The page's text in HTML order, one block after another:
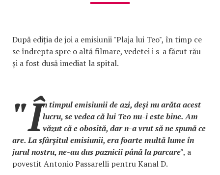
După ediția de joi a emisiunii "Plaja lui Teo", în timp ce
se îndrepta spre o altă filmare, vedetei i s-a făcut rău
și a fost dusă imediat la spital.
"În timpul emisiunii de azi, deși nu arăta acest
lucru, se vedea că lui Teo nu-i este bine. Am
văzut că e obosită, dar n-a vrut să ne spună ce
are. La sfârșitul emisiunii, era foarte multă lume în
jurul nostru, ne-au dus paznicii până la parcare", a
povestit Antonio Passarelli pentru Kanal D.